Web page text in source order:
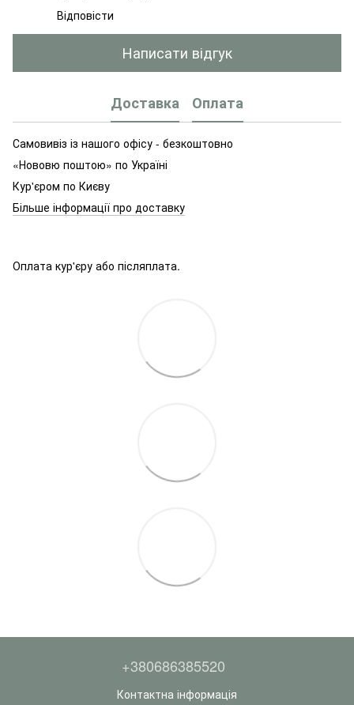
Відповісти
Написати відгук
Доставка Оплата
Самовивіз із нашого офісу - безкоштовно
«Нововю поштою» по Україні
Кур'єром по Києву
Більше інформації про доставку
Оплата кур'єру або післяплата.
+380686385520
Контактна інформація